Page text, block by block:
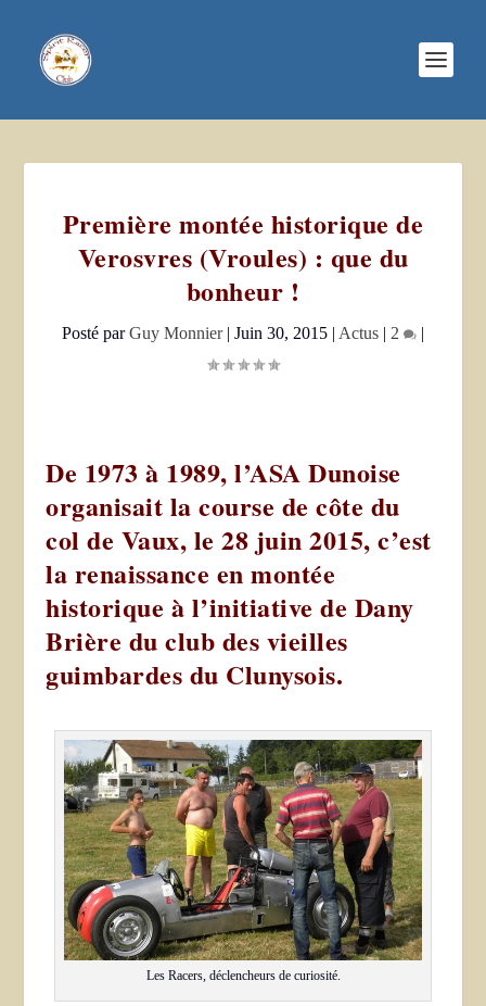
Première montée historique de
Verosvres (Vroules) : que du
bonheur !
Posté parGuy Monnier| Juin 30, 2015 | Actus | 2 |
De 1973 à 1989, l’ASA Dunoise
organisait la course de côte du
col de Vaux, le 28 juin 2015, c’est
la renaissance en montée
historique à l’initiative de Dany
Brière du club des vieilles
guimbardes du Clunysois.
Les Racers, déclencheurs de curiosité.